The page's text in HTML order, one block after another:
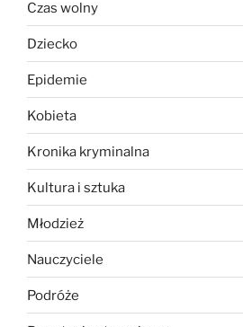
Czas wolny
Dziecko
Epidemie
Kobieta
Kronika kryminalna
Kultura i sztuka
Młodzież
Nauczyciele
Podróże